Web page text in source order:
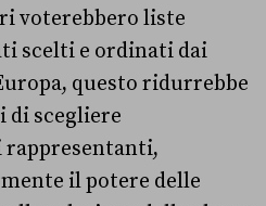
voterebbero liste
scelti e ordinati dai
questo ridurrebbe
di scegliere
il potere delle